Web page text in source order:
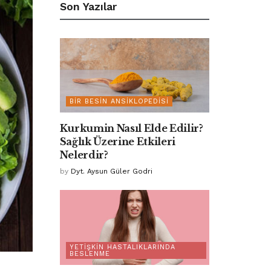
Son Yazılar
BIR BESIN ANSIKLOPEDISI
Kurkumin Nasıl Elde Edilir?
Sağlık Üzerine Etkileri
Nelerdir?
by Dyt. Aysun Güler Godri
YETIŞKIN HASTALIKLARINDA
BESLENME